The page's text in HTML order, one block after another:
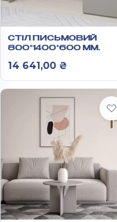
СТІЛ ПИСЬМОВИЙ
800*1400*600 ММ
14 641,00 ₴